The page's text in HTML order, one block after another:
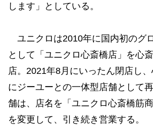
します」としている。
ユニクロは2010年に国内初のグ
として「ユニクロ心斎橋店」を心
店。2021年8月にいったん閉店し
にジーユーとの一体型店舗として
舗は、店名を「ユニクロ心斎橋筋
を変更して、引き続き営業する。